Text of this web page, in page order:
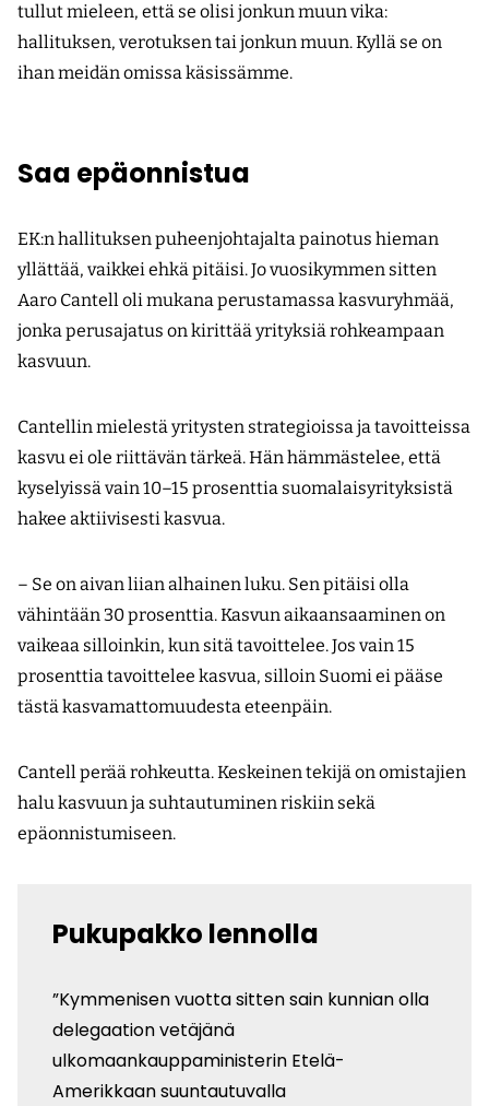
tullut mieleen, että se olisi jonkun muun vika:
hallituksen, verotuksen tai jonkun muun. Kyllä se on
ihan meidän omissa käsissämme.
Saa epäonnistua
EK:n hallituksen puheenjohtajalta painotus hieman
yllättää, vaikkei ehkä pitäisi. Jo vuosikymmen sitten
Aaro Cantell oli mukana perustamassa kasvuryhmää,
jonka perusajatus on kirittää yrityksiä rohkeampaan
kasvuun.
Cantellin mielestä yritysten strategioissa ja tavoitteissa
kasvu ei ole riittävän tärkeä. Hän hämmästelee, että
kyselyissä vain 10–15 prosenttia suomalaisyrityksistä
hakee aktiivisesti kasvua.
– Se on aivan liian alhainen luku. Sen pitäisi olla
vähintään 30 prosenttia. Kasvun aikaansaaminen on
vaikeaa silloinkin, kun sitä tavoittelee. Jos vain 15
prosenttia tavoittelee kasvua, silloin Suomi ei pääse
tästä kasvamattomuudesta eteenpäin.
Cantell perää rohkeutta. Keskeinen tekijä on omistajien
halu kasvuun ja suhtautuminen riskiin sekä
epäonnistumiseen.
Pukupakko lennolla
”Kymmenisen vuotta sitten sain kunnian olla
delegaation vetäjänä
ulkomaankauppaministerin Etelä-
Amerikkaan suuntautuvalla